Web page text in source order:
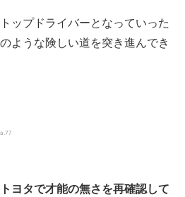
ップドライバーとなっていった
ような険しい道を突き進んでき
ヨタで才能の無さを再確認して